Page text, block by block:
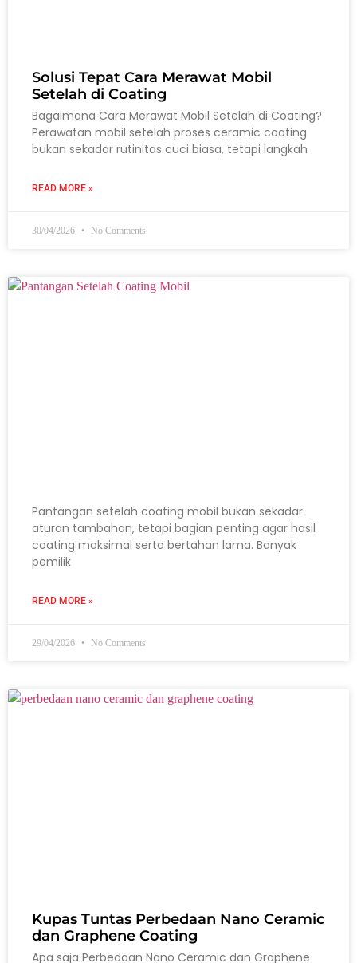
Solusi Tepat Cara Merawat Mobil
Setelah di Coating
Bagaimana Cara Merawat Mobil Setelah di Coating?
Perawatan mobil setelah proses ceramic coating
bukan sekadar rutinitas cuci biasa, tetapi langkah
READ MORE »
30/04/2026 No Comments
Pantangan setelah coating mobil bukan sekadar
aturan tambahan, tetapi bagian penting agar hasil
coating maksimal serta bertahan lama. Banyak
pemilik
READ MORE »
29/04/2026 No Comments
Kupas Tuntas Perbedaan Nano Ceramic
dan Graphene Coating
Apa saja Perbedaan Nano Ceramic dan Graphene